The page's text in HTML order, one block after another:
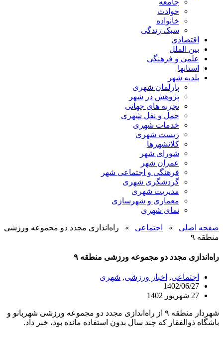
حوادث
خانواده
سبک زندگی
اقتصادی
بین الملل
علمی و فرهنگی
استانها
بلدیه شهر
پارلمان شهری
پژوهش در شهر
تجربه های جهانی
حمل و نقل شهری
خدمات شهری
زیست شهری
کلانشهرها
شورای شهر
عمران شهر
فرهنگی و اجتماعی شهر
گردشگری شهری
مدیریت شهری
معماری و شهرسازی
نمای شهری
صفحه اصلی » اجتماعی » راه‌اندازی مجدد دو مجموعه ورزشی
منطقه ۹
راه‌اندازی مجدد دو مجموعه ورزشی منطقه ۹
اجتماعی, اخبار ورزشی, شهری
1402/06/27
27 شهریور 1402
شهردار منطقه ۹ از راه‌اندازی مجدد دو مجموعه ورزشی شهربانو و
باشگاه ذوالفقار که چند سال بدون استفاده مانده بود، خبر داد.